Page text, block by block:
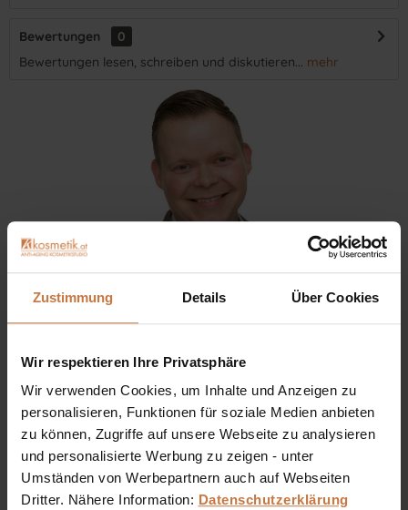
Zustimmung Details Über Cookies
Wir respektieren Ihre Privatsphäre
Wir verwenden Cookies, um Inhalte und Anzeigen zu
personalisieren, Funktionen für soziale Medien anbieten
zu können, Zugriffe auf unsere Webseite zu analysieren
und personalisierte Werbung zu zeigen - unter
Umständen von Werbepartnern auch auf Webseiten
Dritter. Nähere Information: Datenschutzerklärung
Bewertungen
0
Bewertungen lesen, schreiben und diskutieren... mehr
Sie haben eine Frage? Sie wünschen sich eine
Produktberatung oder wollen nur wissen, wie man das
kosmetische Produkt richtig anwendet?
Ich stehe Ihnen gerne persönlich zur Verfügung: